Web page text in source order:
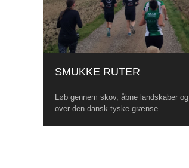
SMUKKE RUTER
Løb gennem skov, åbne landskaber og
over den dansk-tyske grænse.